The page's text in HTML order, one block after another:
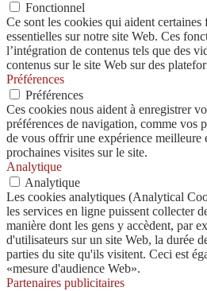
Fonctionnel
Ce sont les cookies qui aident
essentielles sur notre site Web. Ces
l’intégration de contenus tels que des
contenus sur le site Web sur des
Préférences
Préférences
Ces cookies nous aident à enregistrer
préférences de navigation, comme vos
de vous offrir une expérience meilleure
prochaines visites sur le site.
Analytique
Analytique
Les cookies analytiques (Analytical
les services en ligne puissent collecter
manière dont les gens y accèdent, par
d'utilisateurs sur un site Web, la durée
parties du site qu'ils visitent. Ceci est
«mesure d'audience Web».
Partenaires publicitaires